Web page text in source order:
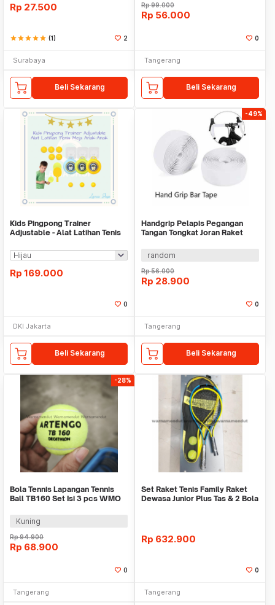
Rp 27.500
starstarstarstarstar (1) 2
Surabaya
Beli Sekarang
Rp99.000
Rp 56.000
0
Tangerang
Beli Sekarang
Kids Pingpong Trainer
Adjustable - Alat Latihan Tenis
Rp 169.000
0
DKI Jakarta
Beli Sekarang
-49%
Handgrip Pelapis Pegangan
Tangan Tongkat Joran Raket
random
Rp56.000
Rp 28.900
0
Tangerang
Beli Sekarang
-28%
Bola Tennis Lapangan Tennis
Ball TB160 Set Isi 3 pcs WMO
Kuning
Rp94.900
Rp 68.900
0
Tangerang
Set Raket Tenis Family Raket
Dewasa Junior Plus Tas & 2 Bola
Rp 632.900
0
Tangerang